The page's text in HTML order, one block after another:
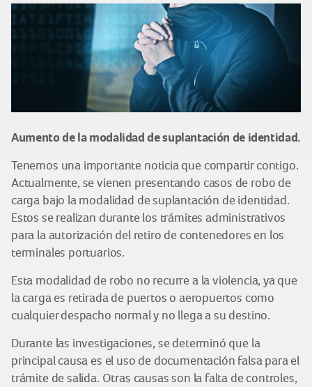
Aumento de la modalidad de suplantación de identidad.
Tenemos una importante noticia que compartir contigo.
Actualmente, se vienen presentando casos de robo de
carga bajo la modalidad de suplantación de identidad.
Estos se realizan durante los trámites administrativos
para la autorización del retiro de contenedores en los
terminales portuarios.
Esta modalidad de robo no recurre a la violencia, ya que
la carga es retirada de puertos o aeropuertos como
cualquier despacho normal y no llega a su destino.
Durante las investigaciones, se determinó que la
principal causa es el uso de documentación falsa para el
trámite de salida. Otras causas son la falta de controles,